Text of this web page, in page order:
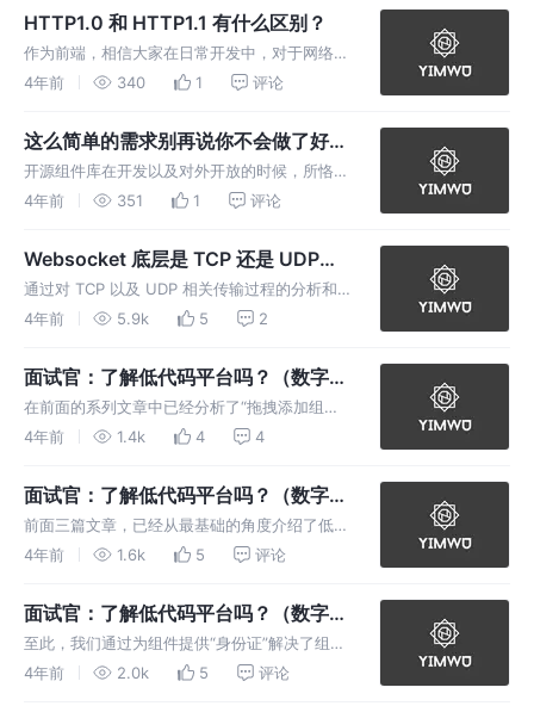
为它是最基础的，最简单的，我们更应该好好学
习如何优化以及如何更加规范地
HTTP1.0 和 HTTP1.1 有什么区别？
作为前端，相信大家在日常开发中，对于网络相
关的问题可能都不是很“上心”，毕竟前端只需要
何实现，如何优化，数据如何传输，前端并不
“care”，而随着 js 的
4年前 340 1 评论
这么简单的需求别再说你不会做了好
嘛！（ClipPath）
开源组件库在开发以及对外开放的时候，所恪守
的原则是通用、易用，而正是由于这些原则，使
足公司差异化、个性化等的追求，因此，在使用
开源的通用组件库的时候，我们也时
4年前 351 1 评论
Websocket 底层是 TCP 还是 UDP？
白话版解析 TCP 和 UDP 传输过程
通过对 TCP 以及 UDP 相关传输过程的分析和
比较，从原理上理解了整个传输过程后，对于相
断，而不是盲目地做选择题，这也印证了我一直
坚信的观念，从原理出发，
4年前 5.9k 5 2
面试官：了解低代码平台吗？（数字孪
生低代码平台探索）（五）
在前面的系列文章中已经分析了“拖拽添加组
件”、“组件参数编辑”、“组件数据接入”等相关的
版的数字孪生低代码配置平台基本上已经可以完
成，那么当我们完成了低代码配
4年前 1.4k 4 4
面试官：了解低代码平台吗？（数字孪
生低代码平台探索）（四）
前面三篇文章，已经从最基础的角度介绍了低代
码相关技术的实现方式，我们已经能够做到通过
件的各种参数，那么当我们完成了这些技术的探
索之后呢，基本上界面的编辑就没啥
4年前 1.6k 5 评论
面试官：了解低代码平台吗？（数字孪
生低代码平台探索）（三）
至此，我们通过为组件提供“身份证”解决了组件
参数不统一，配置繁琐的问题，接着利用引入的
4年前 2.0k 5 评论